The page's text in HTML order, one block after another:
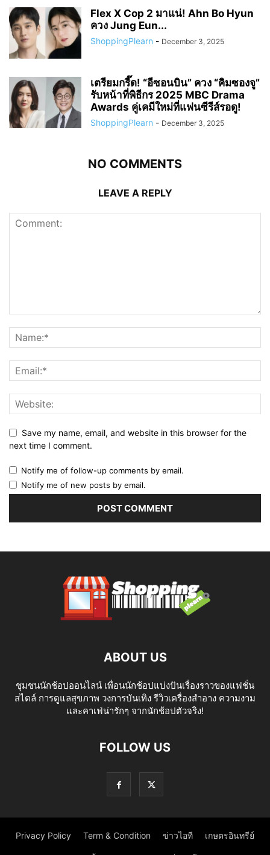
Flex X Cop 2 มาแน่! Ahn Bo Hyun
ควง Jung Eun...
ShoppingPlearn - December 3, 2025
เตรียมกรี๊ด! “อีซอนบิน” ควง “คิมซองจู”
รับหน้าที่พิธีกร 2025 MBC Drama
Awards คู่เคมีใหม่ที่แฟนซีรีส์รอดู!
ShoppingPlearn - December 3, 2025
NO COMMENTS
LEAVE A REPLY
Save my name, email, and website in this browser for the
next time I comment.
Notify me of follow-up comments by email.
Notify me of new posts by email.
ABOUT US
ชุมชนนักช้อปออนไลน์ เพื่อนนักช้อปแบ่งปันเรื่องราวของแฟชั่น
สไตล์ การดูแลสุขภาพ วงการบันเทิง รีวิวเครื่องสำอาง ความงาม
และคาเฟ่น่ารักๆ จากนักช้อปตัวจริง!
FOLLOW US
Privacy Policy Term & Condition ข่าวไอที เกษตรอินทรีย์